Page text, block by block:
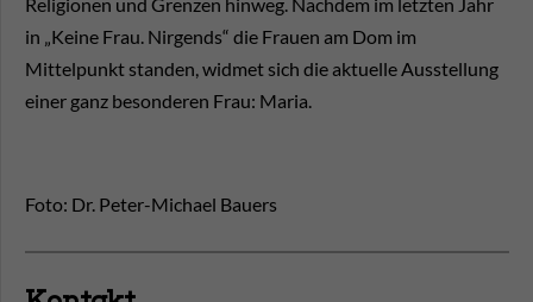
Religionen und Grenzen hinweg. Nachdem im letzten Jahr
in „Keine Frau. Nirgends“ die Frauen am Dom im
Mittelpunkt standen, widmet sich die aktuelle Ausstellung
einer ganz besonderen Frau: Maria.
Foto: Dr. Peter-Michael Bauers